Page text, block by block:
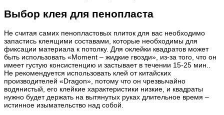
Выбор клея для пенопласта
Не считая самих пенопластовых плиток для вас необходимо
запастись клеящими составами, которые необходимы для
фиксации материала к потолку. Для оклейки квадратов может
быть использовать «Moment – жидкие гвозди», из-за того, что он
имеет густую консистенцию и застывает в течении 15-25 мин..
Не рекомендуется использовать клей от китайских
производителей «Dragon», потому что он чрезвычайно
водянистый, его клейкие характеристики низкие, и квадраты
нужно будет держать на вытянутых руках длительное время –
истинное изымательство над собой.